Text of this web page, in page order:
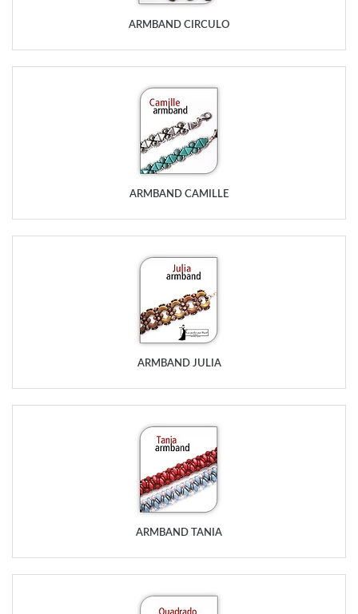
ARMBAND CIRCULO
ARMBAND CAMILLE
ARMBAND JULIA
ARMBAND TANIA